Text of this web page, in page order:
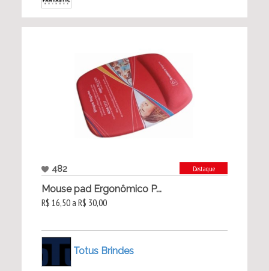
482 Destaque
Mouse pad Ergonômico P...
R$ 16,50 a R$ 30,00
Totus Brindes